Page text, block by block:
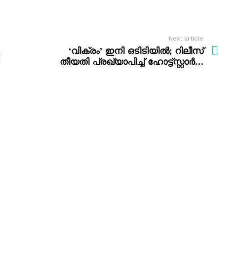
Next article
‘വിക്രം’ ഇനി ഒടിടിയിൽ; റിലീസ്
തീയതി പ്രഖ്യാപിച്ച് ഹോട്ട്സ്റ്റാർ…